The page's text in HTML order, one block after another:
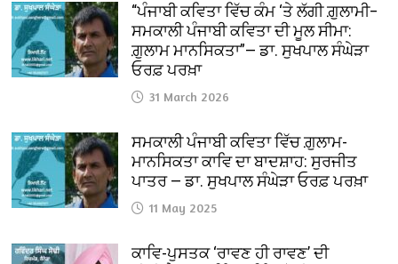
“ਪੰਜਾਬੀ ਕਵਿਤਾ ਵਿੱਚ ਕੰਮ ‘ਤੇ ਲੱਗੀ ਗ਼ੁਲਾਮੀ–
ਸਮਕਾਲੀ ਪੰਜਾਬੀ ਕਵਿਤਾ ਦੀ ਮੂਲ ਸੀਮਾ:
ਗ਼ੁਲਾਮ ਮਾਨਸਿਕਤਾ”— ਡਾ. ਸੁਖਪਾਲ ਸੰਘੇੜਾ
ਓਰਫ਼ ਪਰਖ਼ਾ
31 March 2026
ਸਮਕਾਲੀ ਪੰਜਾਬੀ ਕਵਿਤਾ ਵਿੱਚ ਗ਼ੁਲਾਮ-
ਮਾਨਸਿਕਤਾ ਕਾਵਿ ਦਾ ਬਾਦਸ਼ਾਹ: ਸੁਰਜੀਤ
ਪਾਤਰ — ਡਾ. ਸੁਖਪਾਲ ਸੰਘੇੜਾ ਓਰਫ਼ ਪਰਖ਼ਾ
11 May 2025
ਕਾਵਿ-ਪੁਸਤਕ ‘ਰਾਵਣ ਹੀ ਰਾਵਣ’ ਦੀ